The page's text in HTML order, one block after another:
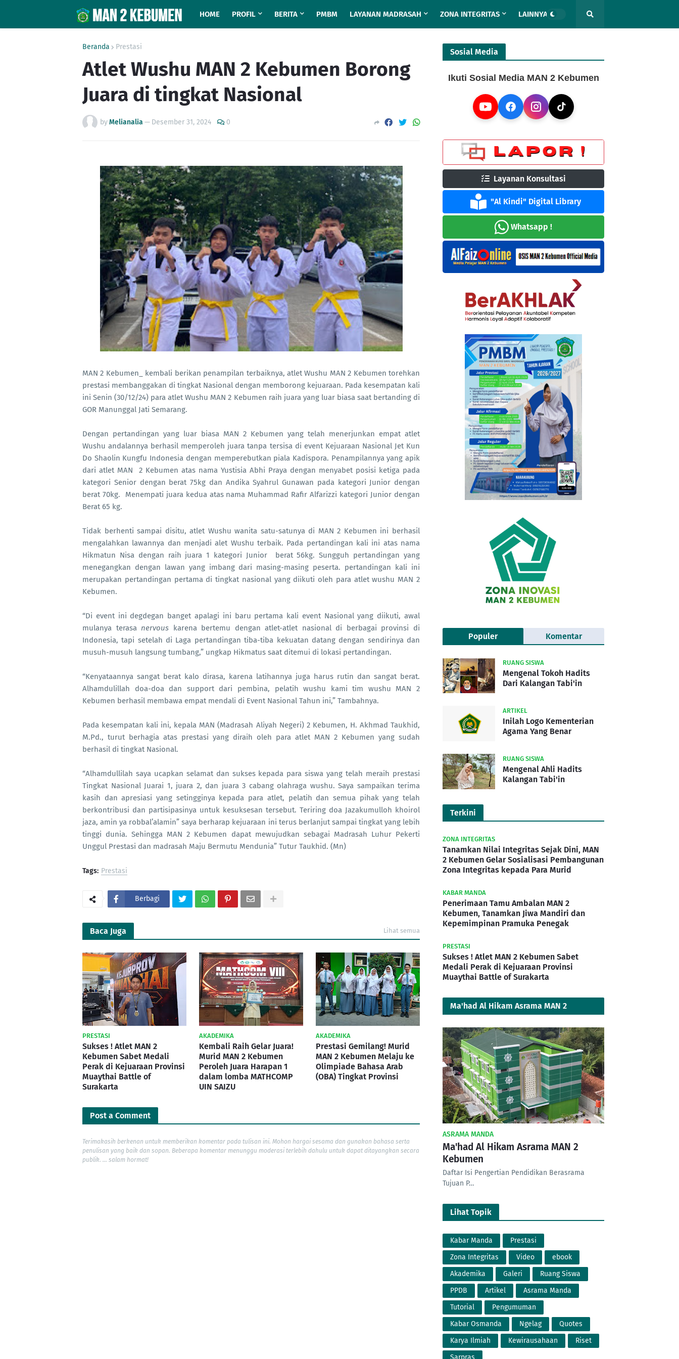
HOME PROFIL BERITA PMBM LAYANAN MADRASAH ZONA INTEGRITAS LAINNYA
Beranda Prestasi
Atlet Wushu MAN 2 Kebumen Borong
Juara di tingkat Nasional
byMelianalia — Desember 31, 2024 0
MAN 2 Kebumen_ kembali berikan penampilan terbaiknya, atlet Wushu MAN 2 Kebumen torehkan
prestasi membanggakan di tingkat Nasional dengan memborong kejuaraan. Pada kesempatan kali
ini Senin (30/12/24) para atlet Wushu MAN 2 Kebumen raih juara yang luar biasa saat bertanding di
GOR Manunggal Jati Semarang.
Dengan pertandingan yang luar biasa MAN 2 Kebumen yang telah menerjunkan empat atlet
Wushu andalannya berhasil memperoleh juara tanpa tersisa di event Kejuaraan Nasional Jet Kun
Do Shaolin Kungfu Indonesia dengan memperebutkan piala Kadispora. Penampilannya yang apik
dari atlet MAN
2 Kebumen atas nama Yustisia Abhi Praya dengan menyabet posisi ketiga pada
kategori Senior dengan berat 75kg dan Andika Syahrul Gunawan pada kategori Junior dengan
berat 70kg.
Menempati juara kedua atas nama Muhammad Rafir Alfarizzi kategori Junior dengan
Berat 65 kg.
Tidak berhenti sampai disitu, atlet Wushu wanita satu-satunya di MAN 2 Kebumen ini berhasil
mengalahkan lawannya dan menjadi alet Wushu terbaik. Pada pertandingan kali ini atas nama
Hikmatun Nisa dengan raih juara 1 kategori Junior
berat 56kg. Sungguh pertandingan yang
menegangkan dengan lawan yang imbang dari masing-masing peserta. pertandingan kali ini
merupakan pertandingan pertama di tingkat nasional yang diikuti oleh para atlet wushu MAN 2
Kebumen.
“Di event ini degdegan banget apalagi ini baru pertama kali event Nasional yang diikuti, awal
mulanya terasa nervous karena bertemu dengan atlet-atlet nasional di berbagai provinsi di
Indonesia, tapi setelah di Laga pertandingan tiba-tiba kekuatan datang dengan sendirinya dan
musuh-musuh langsung tumbang,” ungkap Hikmatus saat ditemui di lokasi pertandingan.
“Kenyataannya sangat berat kalo dirasa, karena latihannya juga harus rutin dan sangat berat.
Alhamdulillah doa-doa dan support dari pembina, pelatih wushu kami tim wushu MAN 2
Kebumen berhasil membawa empat mendali di Event Nasional Tahun ini,” Tambahnya.
Pada kesempatan kali ini, kepala MAN (Madrasah Aliyah Negeri) 2 Kebumen, H. Akhmad Taukhid,
M.Pd., turut berhagia atas prestasi yang diraih oleh para atlet MAN 2 Kebumen yang sudah
berhasil di tingkat Nasional.
“Alhamdullilah saya ucapkan selamat dan sukses kepada para siswa yang telah meraih prestasi
Tingkat Nasional Juarai 1, juara 2, dan juara 3 cabang olahraga wushu. Saya sampaikan terima
kasih dan apresiasi yang setingginya kepada para atlet, pelatih dan semua pihak yang telah
berkontribusi dan partisipasinya untuk kesuksesan tersebut. Teriring doa Jazakumulloh khoirol
jaza, amin ya robbal’alamin” saya berharap kejuaraan ini terus berlanjut sampai tingkat yang lebih
tinggi dunia. Sehingga MAN 2 Kebumen dapat mewujudkan sebagai Madrasah Luhur Pekerti
Unggul Prestasi dan madrasah Maju Bermutu Mendunia” Tutur Taukhid. (Mn)
Tags: Prestasi
Berbagi
Baca Juga Lihat semua
PRESTASI
Sukses ! Atlet MAN 2
Kebumen Sabet Medali
Perak di Kejuaraan Provinsi
Muaythai Battle of
Surakarta
AKADEMIKA
Kembali Raih Gelar Juara!
Murid MAN 2 Kebumen
Peroleh Juara Harapan 1
dalam lomba MATHCOMP
UIN SAIZU
AKADEMIKA
Prestasi Gemilang! Murid
MAN 2 Kebumen Melaju ke
Olimpiade Bahasa Arab
(OBA) Tingkat Provinsi
Post a Comment
Terimakasih berkenan untuk memberikan komentar pada tulisan ini. Mohon hargai sesama dan gunakan bahasa serta
penulisan yang baik dan sopan. Beberapa komentar menunggu moderasi terlebih dahulu untuk dapat ditayangkan secara
publik. ... salam hormat!
Sosial Media
Ikuti Sosial Media MAN 2 Kebumen
Layanan Konsultasi
"Al Kindi" Digital Library
Whatsapp !
Populer Komentar
RUANG SISWA
Mengenal Tokoh Hadits
Dari Kalangan Tabi'in
ARTIKEL
Inilah Logo Kementerian
Agama Yang Benar
RUANG SISWA
Mengenal Ahli Hadits
Kalangan Tabi'in
Terkini
ZONA INTEGRITAS
Tanamkan Nilai Integritas Sejak Dini, MAN
2 Kebumen Gelar Sosialisasi Pembangunan
Zona Integritas kepada Para Murid
KABAR MANDA
Penerimaan Tamu Ambalan MAN 2
Kebumen, Tanamkan Jiwa Mandiri dan
Kepemimpinan Pramuka Penegak
PRESTASI
Sukses ! Atlet MAN 2 Kebumen Sabet
Medali Perak di Kejuaraan Provinsi
Muaythai Battle of Surakarta
Ma'had Al Hikam Asrama MAN 2
ASRAMA MANDA
Ma'had Al Hikam Asrama MAN 2
Kebumen
Daftar Isi Pengertian Pendidikan Berasrama
Tujuan P…
Lihat Topik
Kabar Manda
Prestasi
Zona Integritas
Video
ebook
Akademika
Galeri
Ruang Siswa
PPDB
Artikel
Asrama Manda
Tutorial
Pengumuman
Kabar Osmanda
Ngelag
Quotes
Karya Ilmiah
Kewirausahaan
Riset
Sarpras